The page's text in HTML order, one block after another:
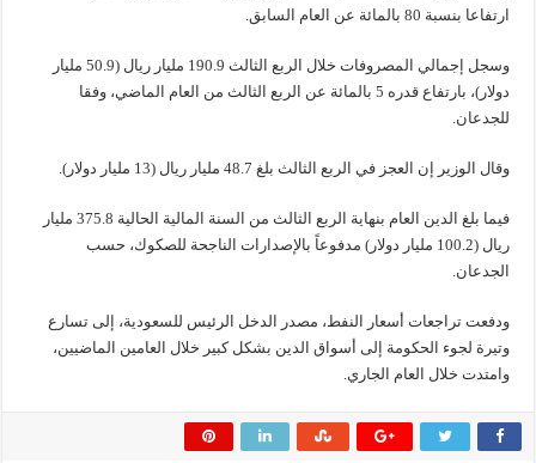
ارتفاعا بنسبة 80 بالمائة عن العام السابق.
وسجل إجمالي المصروفات خلال الربع الثالث 190.9 مليار ريال (50.9 مليار
دولار)، بارتفاع قدره 5 بالمائة عن الربع الثالث من العام الماضي، وفقا
للجدعان.
وقال الوزير إن العجز في الربع الثالث بلغ 48.7 مليار ريال (13 مليار دولار).
فيما بلغ الدين العام بنهاية الربع الثالث من السنة المالية الحالية 375.8 مليار
ريال (100.2 مليار دولار) مدفوعاً بالإصدارات الناجحة للصكوك، حسب
الجدعان.
ودفعت تراجعات أسعار النفط، مصدر الدخل الرئيس للسعودية، إلى تسارع
وتيرة لجوء الحكومة إلى أسواق الدين بشكل كبير خلال العامين الماضيين،
وامتدت خلال العام الجاري.